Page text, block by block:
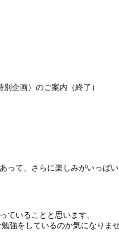
企画）のご案内（終了）
って、さらに楽しみがいっぱ
ていることと思います。
強をしているのか気になりま